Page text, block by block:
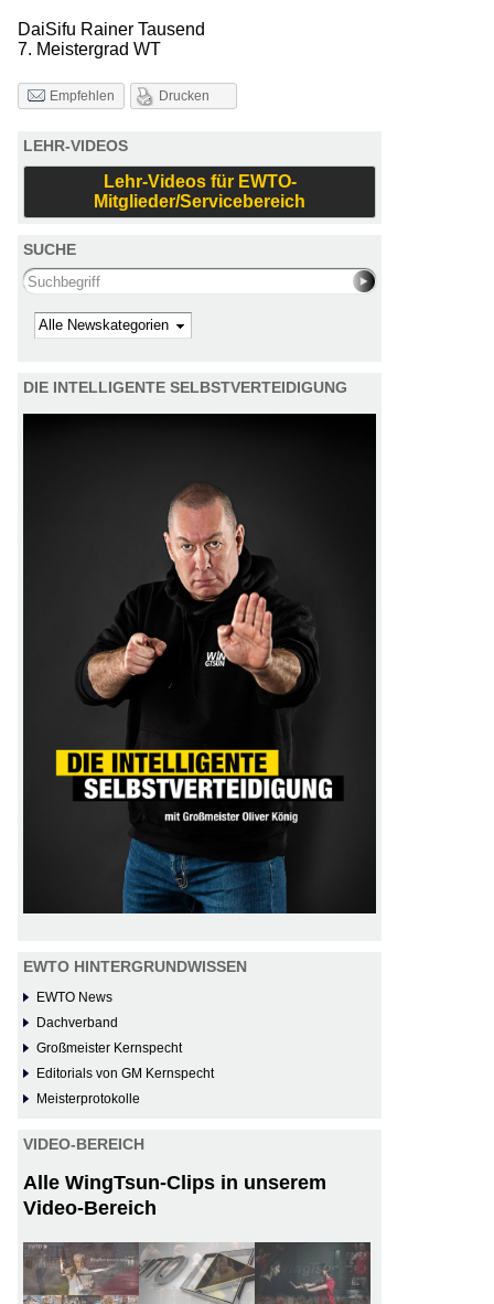
DaiSifu Rainer Tausend
7. Meistergrad WT
Empfehlen Drucken
LEHR-VIDEOS
Lehr-Videos für EWTO-
Mitglieder/Servicebereich
SUCHE
Search this site
Kategorie
DIE INTELLIGENTE SELBSTVERTEIDIGUNG
EWTO HINTERGRUNDWISSEN
EWTO News
Dachverband
Großmeister Kernspecht
Editorials von GM Kernspecht
Meisterprotokolle
VIDEO-BEREICH
Alle WingTsun-Clips in unserem
Video-Bereich